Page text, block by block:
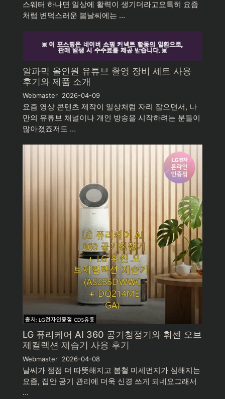
스웨터 하나면 일상에 활력이 생기더라고요특히 요즘
처럼 변덕스러운 봄날씨에는 …
알파믹 올인원 유튜브 촬영 장비 세트 사용
후기와 제품 소개
Webmaster 2026-04-09
요즘 영상 콘텐츠 제작이 일상처럼 자리 잡으면서, 나
만의 유튜브 채널이나 개인 방송을 시작하려는 분들이
많아졌죠저도 …
LG 퓨리케어 AI 360 공기청정기와 휘센 오브
제컬렉션 제습기 사용 후기
Webmaster 2026-04-08
날씨가 점점 더 따뜻해지고 봄철 미세먼지가 심해지는
요즘, 집안 공기 관리에 더욱 신경 쓰게 되네요그래서
…